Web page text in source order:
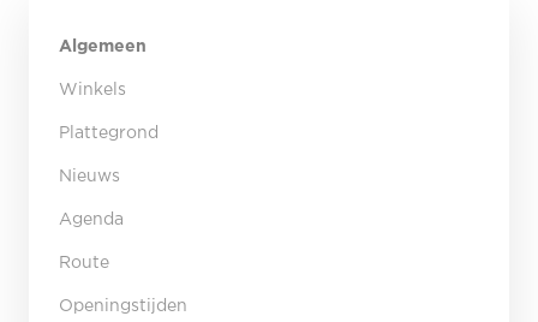
Algemeen
Winkels
Plattegrond
Nieuws
Agenda
Route
Openingstijden